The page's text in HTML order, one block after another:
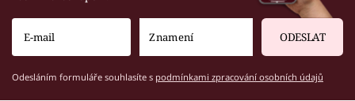
ODESLAT
Odesláním formuláře souhlasíte s podmínkami zpracování osobních údajů